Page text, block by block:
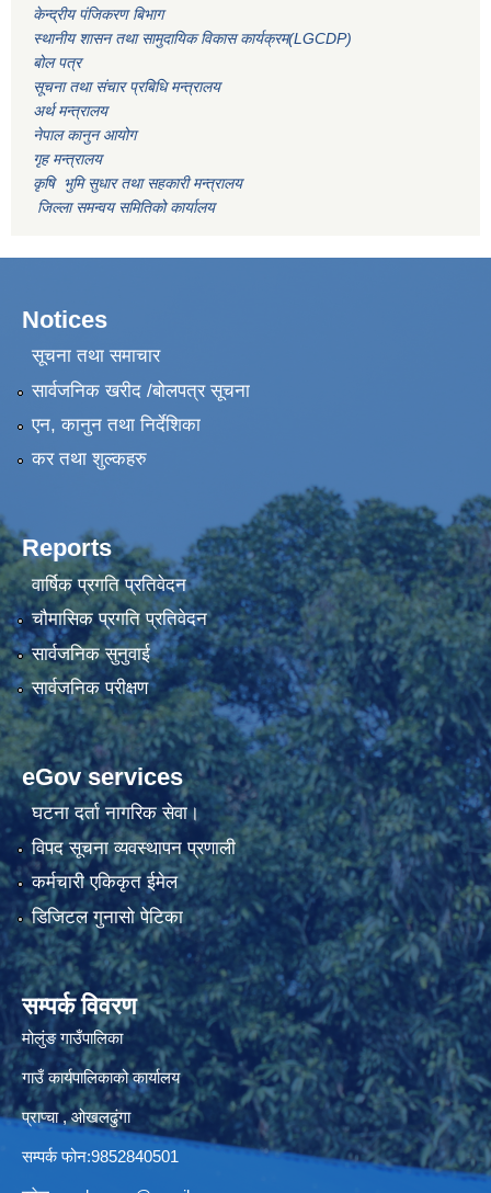
केन्द्रीय पंजिकरण बिभाग
स्थानीय शासन तथा सामुदायिक विकास कार्यक्रम(LGCDP)
बोल पत्र
सूचना तथा संचार प्रबिधि मन्त्रालय
अर्थ मन्त्रालय
नेपाल कानुन आयोग
गृह मन्त्रालय
कृषि भुमि सुधार तथा सहकारी मन्त्रालय
जिल्ला समन्वय समितिको कार्यालय
Notices
सूचना तथा समाचार
सार्वजनिक खरीद /बोलपत्र सूचना
एन, कानुन तथा निर्देशिका
कर तथा शुल्कहरु
Reports
वार्षिक प्रगति प्रतिवेदन
चौमासिक प्रगति प्रतिवेदन
सार्वजनिक सुनुवाई
सार्वजनिक परीक्षण
eGov services
घटना दर्ता नागरिक सेवा।
विपद सूचना व्यवस्थापन प्रणाली
कर्मचारी एकिकृत ईमेल
डिजिटल गुनासो पेटिका
सम्पर्क विवरण
मोलुंङ गाउँपालिका
गाउँ कार्यपालिकाको कार्यालय
प्राप्चा , ओखलढुंगा
सम्पर्क फोन:9852840501